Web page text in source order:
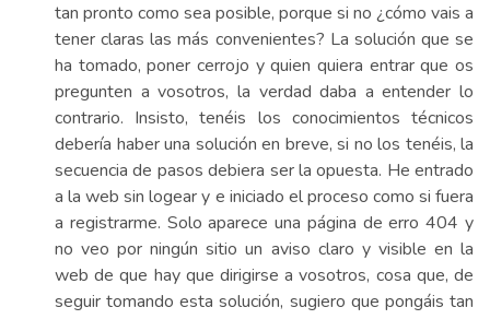
tan pronto como sea posible, porque si no ¿cómo vais a
tener claras las más convenientes? La solución que se
ha tomado, poner cerrojo y quien quiera entrar que os
pregunten a vosotros, la verdad daba a entender lo
contrario. Insisto, tenéis los conocimientos técnicos
debería haber una solución en breve, si no los tenéis, la
secuencia de pasos debiera ser la opuesta. He entrado
a la web sin logear y e iniciado el proceso como si fuera
a registrarme. Solo aparece una página de erro 404 y
no veo por ningún sitio un aviso claro y visible en la
web de que hay que dirigirse a vosotros, cosa que, de
seguir tomando esta solución, sugiero que pongáis tan